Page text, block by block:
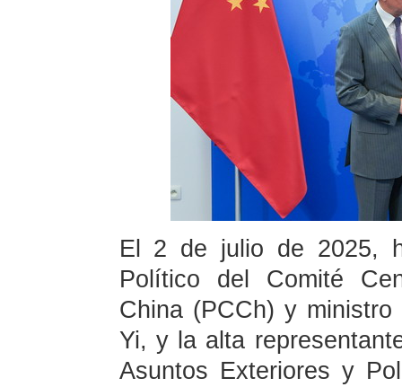
El 2 de julio de 2025,
Político del Comité
China (PCCh) y
Yi, y la alta
Asuntos Exteriores y